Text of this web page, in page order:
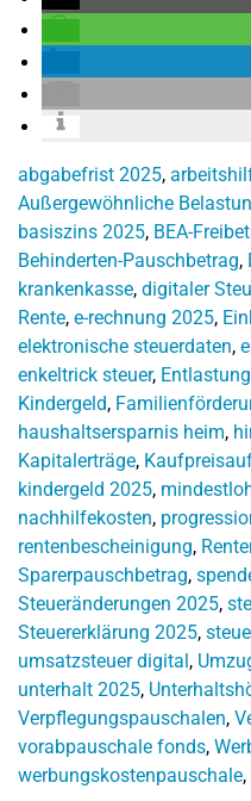
abgabefrist 2025,
Außergewöhnliche
basiszins 2025, BEA-
Behinderten-Pauschbetrag,
krankenkasse, digitaler
Rente, e-rechnung 2025,
elektronische steuerdaten,
enkeltrick steuer,
Kindergeld,
haushaltsersparnis heim,
Kapitalerträge,
kindergeld 2025,
nachhilfekosten,
rentenbescheinigung,
Sparerpauschbetrag,
Steueränderungen 2025,
Steuererklärung 2025,
umsatzsteuer digital,
unterhalt 2025,
Verpflegungspauschalen,
vorabpauschale fonds,
werbungskostenpauschale,